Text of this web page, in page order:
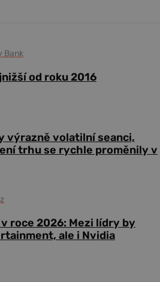
Bank
od roku 2016
výrazně volatilní seanci,
trhu se rychle proměnily v
roce 2026: Mezi lídry by
ale i Nvidia